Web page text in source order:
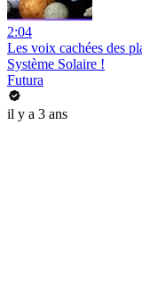
2:04
Les voix cachées des
Système Solaire !
Futura
il y a 3 ans